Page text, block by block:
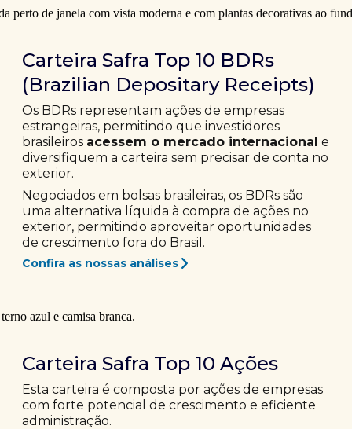
Carteira Safra Top 10 BDRs
(Brazilian Depositary Receipts)
Os BDRs representam ações de empresas
estrangeiras, permitindo que investidores
brasileiros acessem o mercado internacional e
diversifiquem a carteira sem precisar de conta no
exterior.
Negociados em bolsas brasileiras, os BDRs são
uma alternativa líquida à compra de ações no
exterior, permitindo aproveitar oportunidades
de crescimento fora do Brasil.
Confira as nossas análises
Carteira Safra Top 10 Ações
Esta carteira é composta por ações de empresas
com forte potencial de crescimento e eficiente
administração.